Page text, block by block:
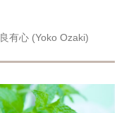
有心 (Yoko Ozaki)